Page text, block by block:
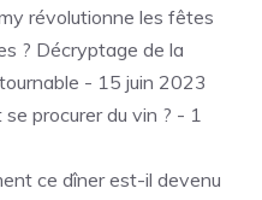
révolutionne les fêtes
? Décryptage de la
- 15 juin 2023
procurer du vin ? - 1
ce dîner est-il devenu